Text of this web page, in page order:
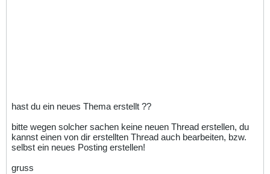
hast du ein neues Thema erstellt ??
bitte wegen solcher sachen keine neuen Thread erstellen, du
kannst einen von dir erstellten Thread auch bearbeiten, bzw.
selbst ein neues Posting erstellen!
gruss